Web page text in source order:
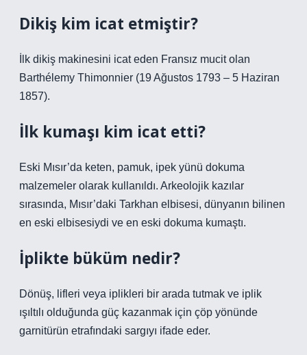
Dikiş kim icat etmiştir?
İlk dikiş makinesini icat eden Fransız mucit olan
Barthélemy Thimonnier (19 Ağustos 1793 – 5 Haziran
1857).
İlk kumaşı kim icat etti?
Eski Mısır’da keten, pamuk, ipek yünü dokuma
malzemeler olarak kullanıldı. Arkeolojik kazılar
sırasında, Mısır’daki Tarkhan elbisesi, dünyanın bilinen
en eski elbisesiydi ve en eski dokuma kumaştı.
İplikte büküm nedir?
Dönüş, lifleri veya iplikleri bir arada tutmak ve iplik
ışıltılı olduğunda güç kazanmak için çöp yönünde
garnitürün etrafındaki sargıyı ifade eder.